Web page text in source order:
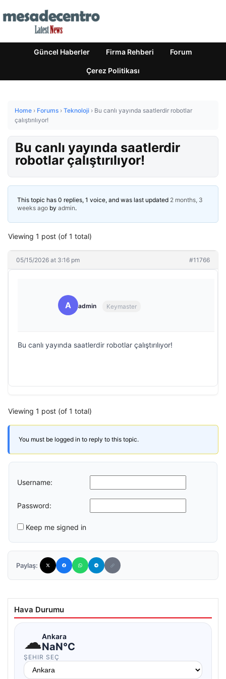
Güncel Haberler Firma Rehberi Forum
Çerez Politikası
Home › Forums › Teknoloji › Bu canlı yayında saatlerdir robotlar
çalıştırılıyor!
Bu canlı yayında saatlerdir
robotlar çalıştırılıyor!
This topic has 0 replies, 1 voice, and was last updated 2 months, 3
weeks ago by admin.
Viewing 1 post (of 1 total)
05/15/2026 at 3:16 pm #11766
A admin Keymaster
Bu canlı yayında saatlerdir robotlar çalıştırılıyor!
Viewing 1 post (of 1 total)
You must be logged in to reply to this topic.
Username:
Password:
Keep me signed in
Paylaş:
Hava Durumu
☁Ankara
NaN°C
ŞEHIR SEÇ